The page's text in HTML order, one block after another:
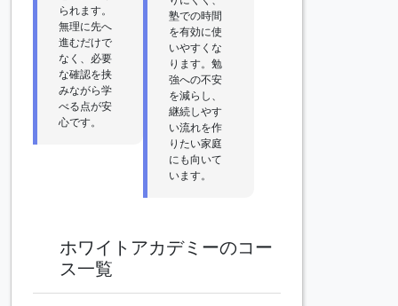
られます。
無理に先へ
進むだけで
なく、必要
な確認を挟
みながら学
べる点が安
心です。
塾での時間
を有効に使
いやすくな
ります。勉
強への不安
を減らし、
継続しやす
い流れを作
りたい家庭
にも向いて
います。
ホワイトアカデミーのコー
ス一覧